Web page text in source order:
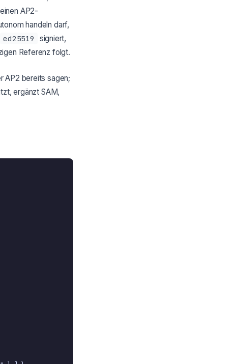
AP2-
handeln darf,
ed25519
signiert,
Referenz folgt.
AP2 bereits sagen;
ergänzt SAM,